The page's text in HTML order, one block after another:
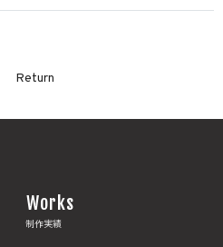
Return
Works
制作実績